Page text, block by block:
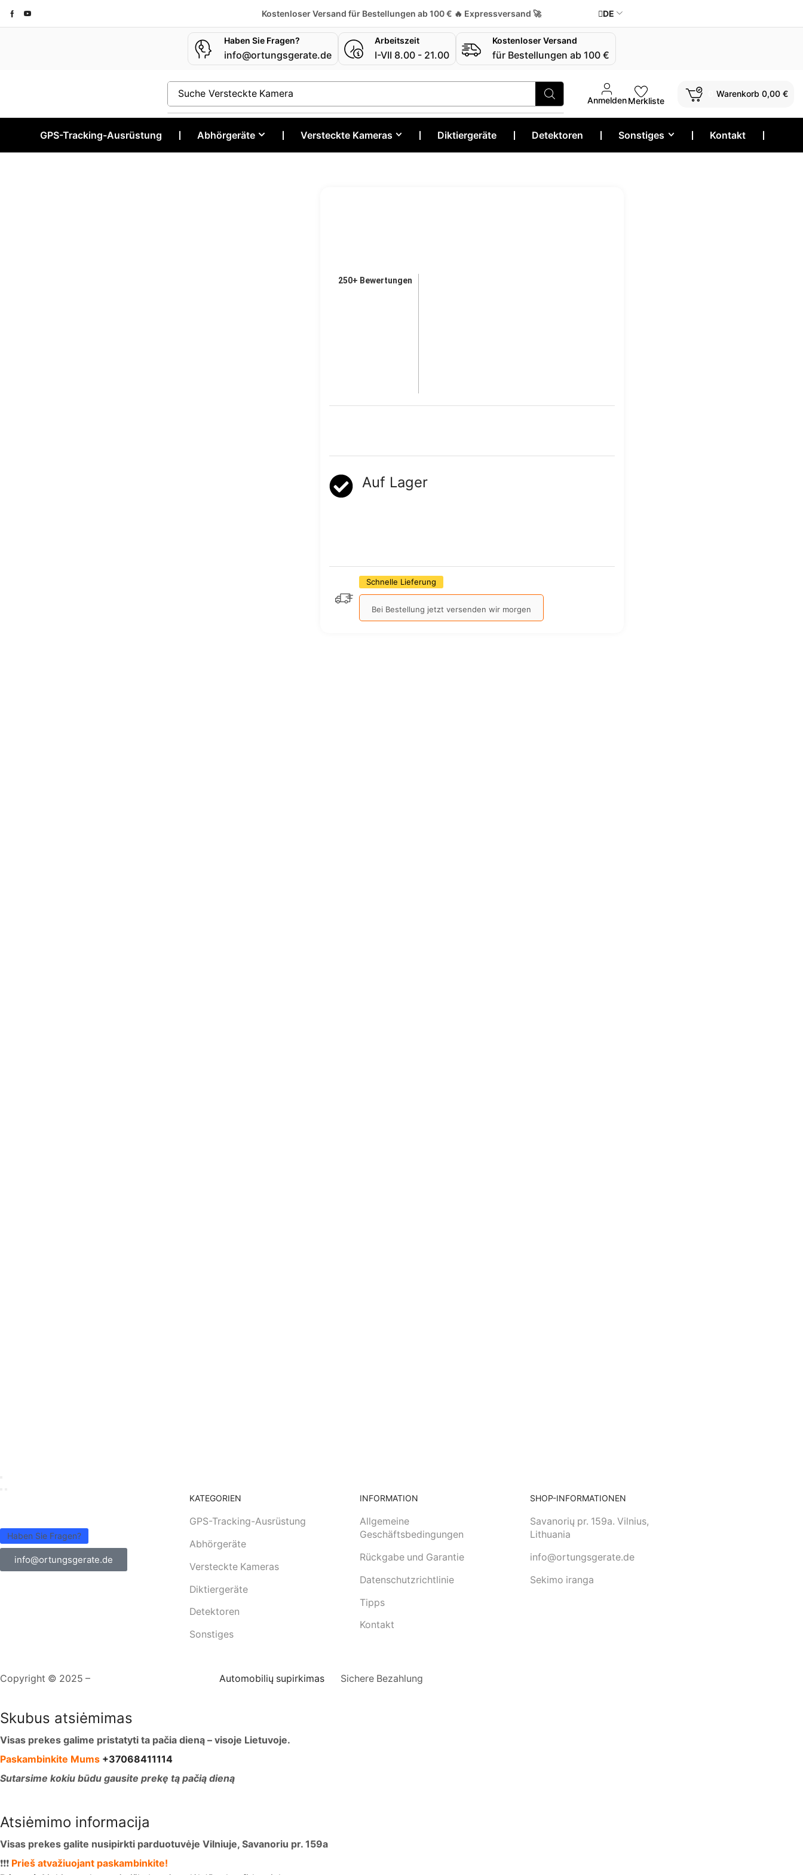
Kostenloser Versand für Bestellungen ab 100 € 🔥 Expressversand 🚀 DE
Haben Sie Fragen?
info@ortungsgerate.de
Arbeitszeit
I-VII 8.00 - 21.00
Kostenloser Versand
für Bestellungen ab 100 €
Suche Versteckte Kamera
AnmeldenMerkliste
Warenkorb 0,00 €
GPS-Tracking-Ausrüstung ❘ Abhörgeräte ❘ Versteckte Kameras ❘ Diktiergeräte ❘ Detektoren ❘ Sonstiges ❘ Kontakt ❘
250+ Bewertungen
Auf Lager
Schnelle Lieferung
Bei Bestellung jetzt versenden wir morgen
Haben Sie Fragen?
info@ortungsgerate.de
KATEGORIEN
GPS-Tracking-Ausrüstung
Abhörgeräte
Versteckte Kameras
Diktiergeräte
Detektoren
Sonstiges
INFORMATION
Allgemeine
Geschäftsbedingungen
Rückgabe und Garantie
Datenschutzrichtlinie
Tipps
Kontakt
SHOP-INFORMATIONEN
Savanorių pr. 159a. Vilnius,
Lithuania
info@ortungsgerate.de
Sekimo iranga
Copyright © 2025 – Automobilių supirkimas Sichere Bezahlung
Skubus atsiėmimas
Visas prekes galime pristatyti ta pačia dieną – visoje Lietuvoje.
Paskambinkite Mums +37068411114
Sutarsime kokiu būdu gausite prekę tą pačią dieną
Atsiėmimo informacija
Visas prekes galite nusipirkti parduotuvėje Vilniuje, Savanoriu pr. 159a
❗❗❗ Prieš atvažiuojant paskambinkite!